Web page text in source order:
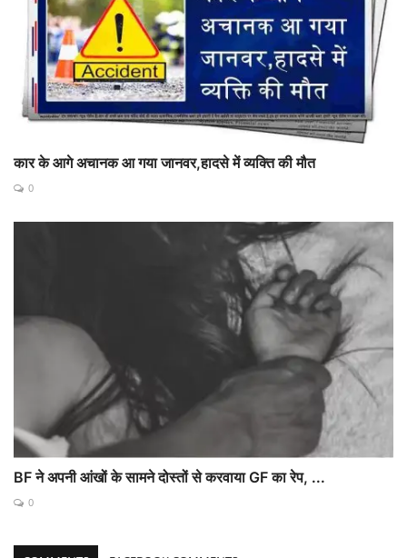
कार के आगे अचानक आ गया जानवर,हादसे में व्यक्ति की मौत
0
BF ने अपनी आंखों के सामने दोस्तों से करवाया GF का रेप, ...
0